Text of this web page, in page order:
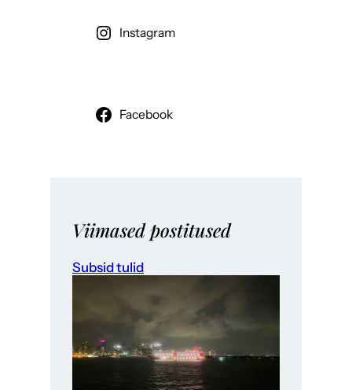
Instagram
Facebook
Viimased postitused
Subsid tulid